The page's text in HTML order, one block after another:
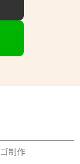
制作